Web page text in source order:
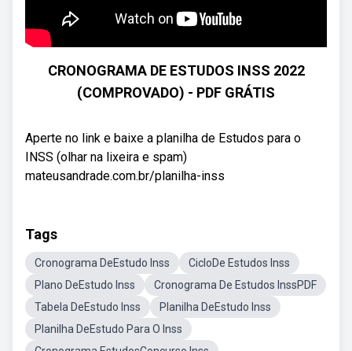
CRONOGRAMA DE ESTUDOS INSS 2022
(COMPROVADO) - PDF GRÁTIS
Aperte no link e baixe a planilha de Estudos para o
INSS (olhar na lixeira e spam)
mateusandrade.com.br/planilha-inss
Tags
Cronograma DeEstudo Inss
CicloDe Estudos Inss
Plano DeEstudo Inss
Cronograma De Estudos InssPDF
Tabela DeEstudo Inss
Planilha DeEstudo Inss
Planilha DeEstudo Para O Inss